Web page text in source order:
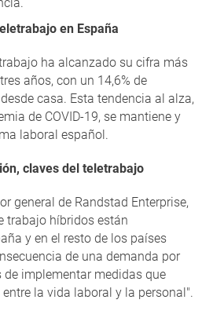
en España
ha alcanzado su cifra más
años, con un 14,6% de
casa. Esta tendencia al alza,
de COVID-19, se mantiene y
laboral español.
claves del teletrabajo
general de Randstad Enterprise,
trabajo híbridos están
y en el resto de los países
de una demanda por
de implementar medidas que
la vida laboral y la personal".